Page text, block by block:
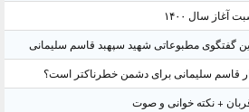
آغاز سال ۱۴۰۰
گفتگوی مطبوعاتی شهید سپهبد قاسم سلیمانی
قاسم سلیمانی برای دشمن خطرناکتر است؟
+ نکته خوانی و صوت